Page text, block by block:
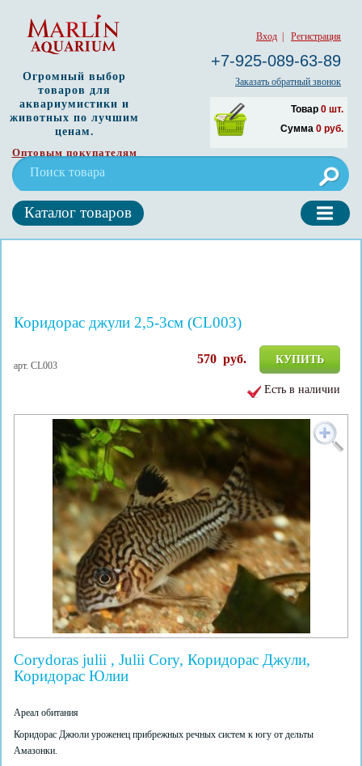
Вход Регистрация
+7-925-089-63-89
Заказать обратный звонок
Товар 0 шт.
Сумма 0 руб.
Огромный выбор
товаров для
аквариумистики и
животных по лучшим
ценам.
Оптовым покупателям
Каталог товаров
Коридорас джули 2,5-3см (CL003)
арт. CL003 КУПИТЬ
570 руб.
Есть в наличии
Corydoras julii , Julii Cory, Коридорас Джули,
Коридорас Юлии
Ареал обитания
Коридорас Джюли уроженец прибрежных речных систем к югу от дельты
Амазонки.